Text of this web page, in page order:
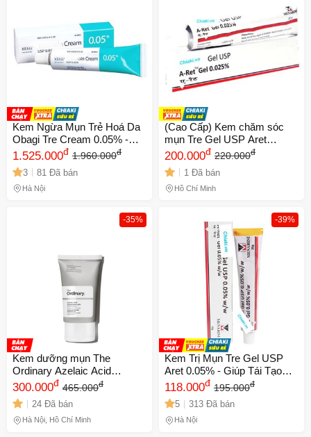
Kem Ngừa Mụn Trẻ Hoá Da
Obagi Tre Cream 0.05% -
Giải Pháp Hiệu Quả Cho
Mụn Trứng Cá Và Làm Trẻ
Hóa Da 20g
1.525.000đ 1.960.000đ
3 81 Đã bán
Hà Nội
(Cao Cấp) Kem chăm sóc
mụn Tre Gel USP Aret
0.025% Menarini Cho Da
Nhạy Cảm, Thích Hợp
Người Mới Sử Dụng Hỗ Trợ
Giảm Mụn Ẩn, Mụn Viêm Nội
200.000đ 220.000đ
1 Đã bán
Hồ Chí Minh
-35%
Kem dưỡng mụn The
Ordinary Azelaic Acid
Suspension 10% Date Xa
Nhập Khẩu
300.000đ 465.000đ
24 Đã bán
Hà Nội, Hồ Chí Minh
-39%
Kem Trị Mụn Tre Gel USP
Aret 0.05% - Giúp Tái Tạo
Da, Giảm Thâm Và Mụn 20g
- Sản Phẩm Chăm Sóc Da
Chất Lượng Từ Menarini
118.000đ 195.000đ
5 313 Đã bán
Hà Nội